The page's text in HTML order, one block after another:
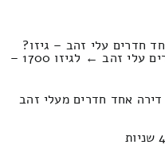
חדרים עלי זהב – גיזו?
הערכת מחיר להובלת דירה אחד חדרים עלי זהב ← לגיזו 1700 –
אחד חדרים מעלי זהב